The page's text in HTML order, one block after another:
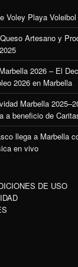
Voley Playa
Artesano y
2026 – El
2026 en Marbella
Marbella
a beneficio de
llega a Marbella
en vivo
DE USO